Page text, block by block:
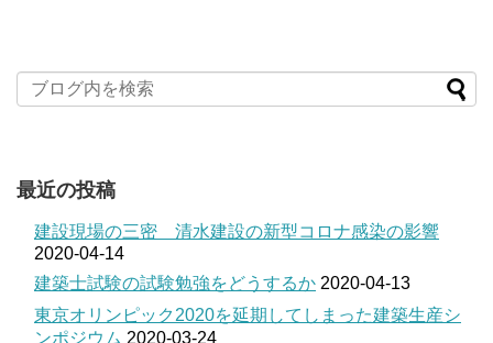
最近の投稿
建設現場の三密 清水建設の新型コロナ感染の影響
2020-04-14
建築士試験の試験勉強をどうするか 2020-04-13
東京オリンピック2020を延期してしまった建築生産シ
ンポジウム 2020-03-24